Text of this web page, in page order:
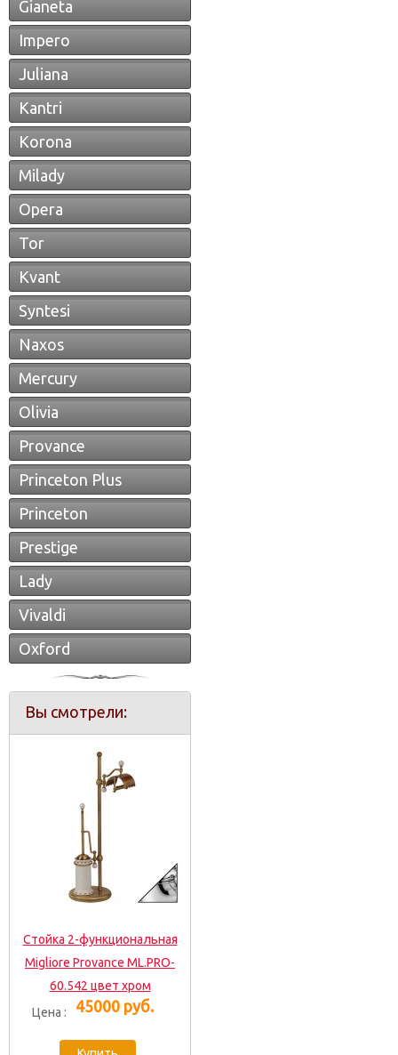
Gianeta
Impero
Juliana
Kantri
Korona
Milady
Opera
Tor
Kvant
Syntesi
Naxos
Mercury
Olivia
Provance
Princeton Plus
Princeton
Prestige
Lady
Vivaldi
Oxford
Вы смотрели:
Стойка 2-функциональная
Migliore Provance ML.PRO-
60.542 цвет хром
Цена :
45000 руб.